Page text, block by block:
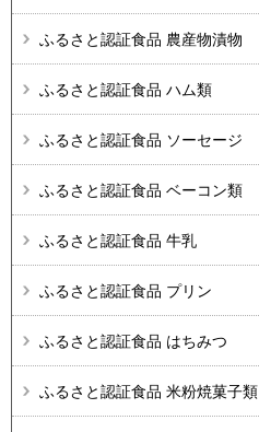
ふるさと認証食品 農産物漬物
ふるさと認証食品 ハム類
ふるさと認証食品 ソーセージ
ふるさと認証食品 ベーコン類
ふるさと認証食品 牛乳
ふるさと認証食品 プリン
ふるさと認証食品 はちみつ
ふるさと認証食品 米粉焼菓子類